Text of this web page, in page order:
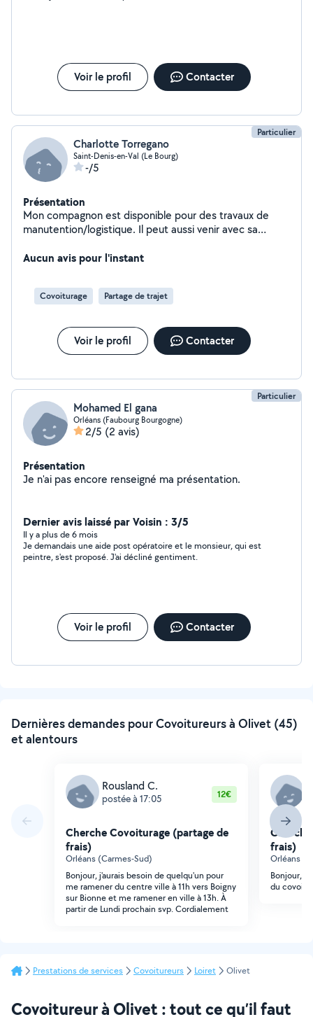
Voir le profil Contacter
Particulier
Charlotte Torregano
Saint-Denis-en-Val (Le Bourg)
-/5
Présentation
Mon compagnon est disponible pour des travaux de
manutention/logistique. Il peut aussi venir avec sa
Aucun avis pour l'instant
Covoiturage Partage de trajet
Voir le profil Contacter
Particulier
Mohamed El gana
Orléans (Faubourg Bourgogne)
2/5 (2 avis)
Présentation
Je n'ai pas encore renseigné ma présentation.
Dernier avis laissé par Voisin : 3/5
Il y a plus de 6 mois
Je demandais une aide post opératoire et le monsieur, qui est
peintre, s'est proposé. J'ai décliné gentiment.
Voir le profil Contacter
Dernières demandes pour Covoitureurs à Olivet (45)
et alentours
Rousland C.
postée à 17:05 12€
Cherche Covoiturage (partage de
frais)
Orléans (Carmes-Sud)
Bonjour, j'aurais besoin de quelqu'un pour
me ramener du centre ville à 11h vers Boigny
sur Bionne et me ramener en ville à 13h. À
partir de Lundi prochain svp. Cordialement
frais)
Orléans
Bonjour,
du
Prestations de services Covoitureurs Loiret Olivet
Covoitureur à Olivet : tout ce qu’il faut